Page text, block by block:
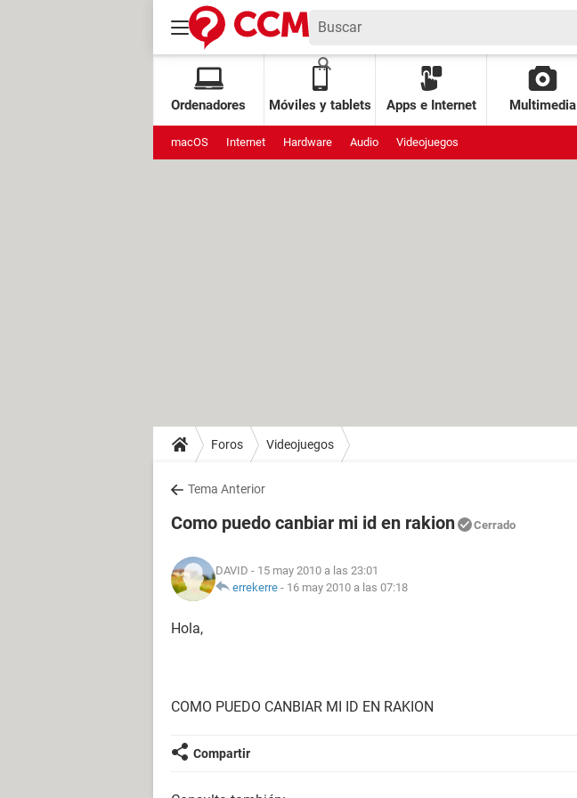
Ordenadores Móviles y tablets Apps e Internet Multimedia
macOS Internet Hardware Audio Videojuegos
Foros Videojuegos
Tema Anterior
Como puedo canbiar mi id en rakion Cerrado
DAVID - 15 may 2010 a las 23:01
errekerre - 16 may 2010 a las 07:18
Hola,
COMO PUEDO CANBIAR MI ID EN RAKION
Compartir